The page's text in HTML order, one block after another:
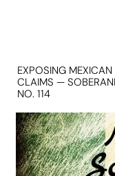
EXPOSING
CLAIMS —
NO. 114